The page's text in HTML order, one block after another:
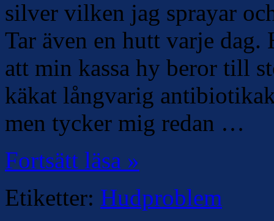
silver vilken jag sprayar
Tar även en hutt varje dag.
att min kassa hy beror till
käkat långvarig
men tycker mig redan …
Fortsätt läsa »
Etiketter: Hudproblem